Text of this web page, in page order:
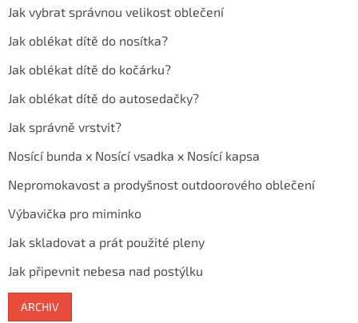
Jak vybrat správnou velikost oblečení
Jak oblékat dítě do nosítka?
Jak oblékat dítě do kočárku?
Jak oblékat dítě do autosedačky?
Jak správně vrstvit?
Nosící bunda x Nosící vsadka x Nosící kapsa
Nepromokavost a prodyšnost outdoorového oblečení
Výbavička pro miminko
Jak skladovat a prát použité pleny
Jak připevnit nebesa nad postýlku
ARCHIV